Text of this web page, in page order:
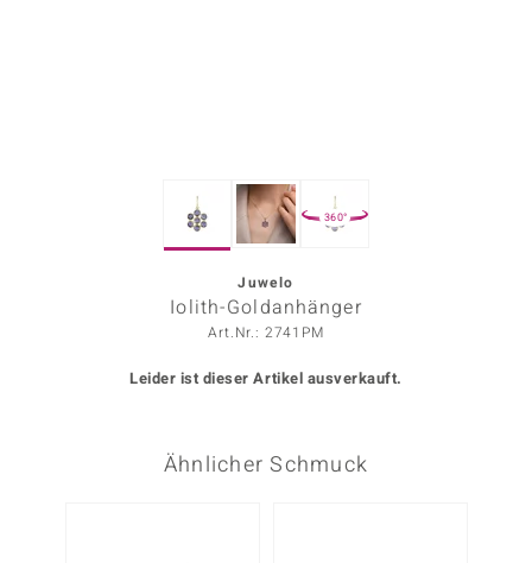
360°
Juwelo
Iolith-Goldanhänger
Art.Nr.: 2741PM
Leider ist dieser Artikel ausverkauft.
Ähnlicher Schmuck